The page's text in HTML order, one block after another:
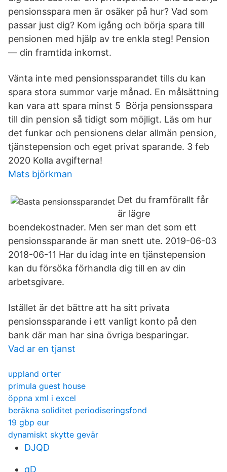
pensionsspara men är osäker på hur? Vad som
passar just dig? Kom igång och börja spara till
pensionen med hjälp av tre enkla steg! Pension
— din framtida inkomst.
Vänta inte med pensionssparandet tills du kan
spara stora summor varje månad. En målsättning
kan vara att spara minst 5 Börja pensionsspara
till din pension så tidigt som möjligt. Läs om hur
det funkar och pensionens delar allmän pension,
tjänstepension och eget privat sparande. 3 feb
2020 Kolla avgifterna!
Mats björkman
Det du framförallt får
är lägre
boendekostnader. Men ser man det som ett
pensionssparande är man snett ute. 2019-06-03
2018-06-11 Har du idag inte en tjänstepension
kan du försöka förhandla dig till en av din
arbetsgivare.
Istället är det bättre att ha sitt privata
pensionssparande i ett vanligt konto på den
bank där man har sina övriga besparingar.
Vad ar en tjanst
uppland orter
primula guest house
öppna xml i excel
beräkna soliditet periodiseringsfond
19 gbp eur
dynamiskt skytte gevär
DJQD
qD